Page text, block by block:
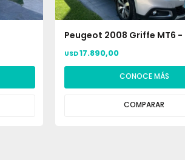
Peugeot 2008 Griffe MT6 -
USD17.890,00
CONOCE MÁS
COMPARAR